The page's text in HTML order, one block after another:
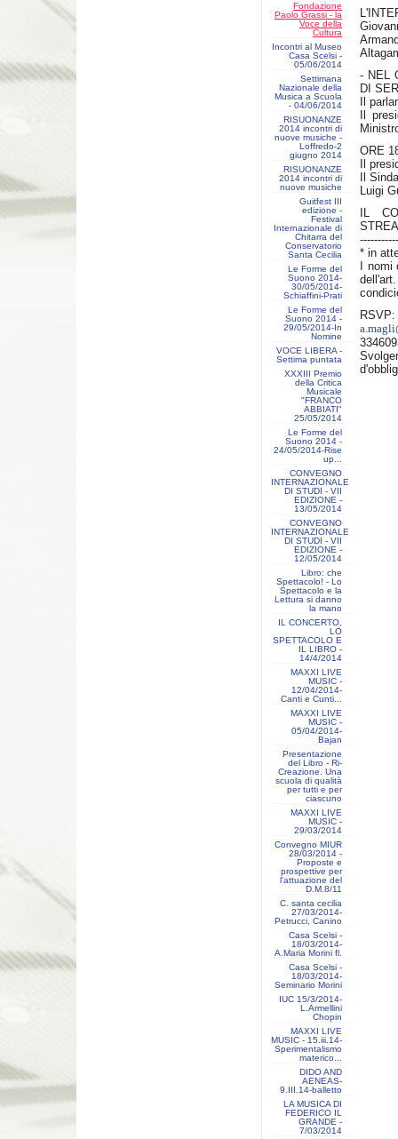
Fondazione
Paolo Grassi - la
Voce della
Cultura
Incontri al Museo
Casa Scelsi -
05/06/2014
Settimana
Nazionale della
Musica a Scuola
- 04/06/2014
RISUONANZE
2014 incontri di
nuove musiche -
Loffredo-2
giugno 2014
RISUONANZE
2014 incontri di
nuove musiche
Guitfest III
edizione -
Festival
Internazionale di
Chitarra del
Conservatorio
Santa Cecilia
Le Forme del
Suono 2014-
30/05/2014-
Schiaffini-Prati
Le Forme del
Suono 2014 -
29/05/2014-In
Nomine
VOCE LIBERA -
Settima puntata
XXXIII Premio
della Critica
Musicale
"FRANCO
ABBIATI"
25/05/2014
Le Forme del
Suono 2014 -
24/05/2014-Rise
up...
CONVEGNO
INTERNAZIONALE
DI STUDI - VII
EDIZIONE -
13/05/2014
CONVEGNO
INTERNAZIONALE
DI STUDI - VII
EDIZIONE -
12/05/2014
Libro: che
Spettacolo! - Lo
Spettacolo e la
Lettura si danno
la mano
IL CONCERTO,
LO
SPETTACOLO E
IL LIBRO -
14/4/2014
MAXXI LIVE
MUSIC -
12/04/2014-
Canti e Cunti...
MAXXI LIVE
MUSIC -
05/04/2014-
Bajan
Presentazione
del Libro - Ri-
Creazione. Una
scuola di qualità
per tutti e per
ciascuno
MAXXI LIVE
MUSIC -
29/03/2014
Convegno MIUR
28/03/2014 -
Proposte e
prospettive per
l'attuazione del
D.M.8/11
C. santa cecilia
27/03/2014-
Petrucci, Canino
Casa Scelsi -
18/03/2014-
A.Maria Morini fl.
Casa Scelsi -
18/03/2014-
Seminario Morini
IUC 15/3/2014-
L.Armellini
Chopin
MAXXI LIVE
MUSIC - 15.iii.14-
Sperimentalismo
materico...
DIDO AND
AENEAS-
9.III.14-balletto
LA MUSICA DI
FEDERICO IL
GRANDE -
7/03/2014
- NEL
DI
Il
Il
ORE
Il
Il
Luigi
IL
* in
I
RSVP: